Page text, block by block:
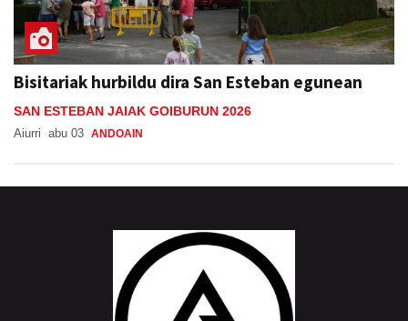
Bisitariak hurbildu dira San Esteban egunean
SAN ESTEBAN JAIAK GOIBURUN 2026
Aiurri abu 03 ANDOAIN